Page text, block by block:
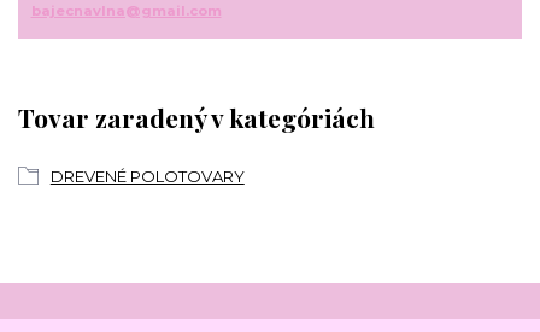
Tovar zaradený v kategóriách
DREVENÉ POLOTOVARY
bajecnavlna@gmail.com